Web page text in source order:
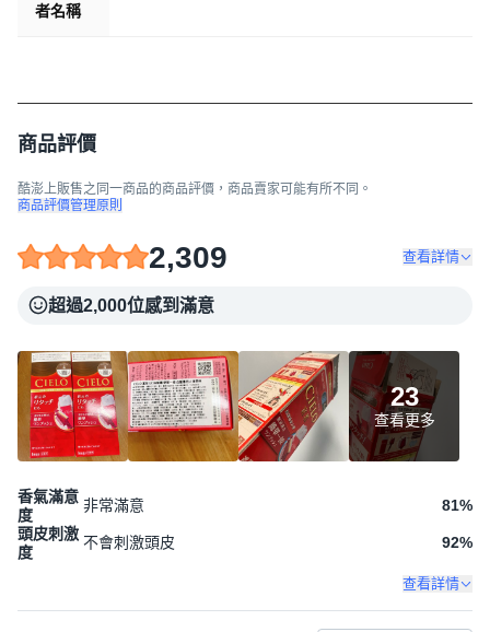
者名稱
商品評價
酷澎上販售之同一商品的商品評價，商品賣家可能有所不同。
商品評價管理原則
2,309 查看詳情
超過2,000位感到滿意
23
查看更多
香氣滿意
度
非常滿意 81%
頭皮刺激
度
不會刺激頭皮 92%
查看詳情